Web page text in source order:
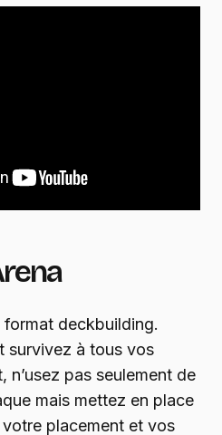
deckbuilding.
survivez à tous vos
n’usez pas seulement de
mais mettez en place
placement et vos